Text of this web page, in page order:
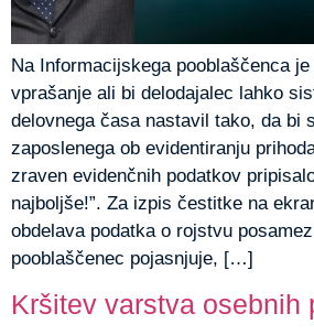
Na Informacijskega pooblaščenca
vprašanje ali bi delodajalec lahko
delovnega časa nastavil tako, da bi
zaposlenega ob evidentiranju
zraven evidenčnih podatkov
najboljše!”. Za izpis čestitke na
obdelava podatka o rojstvu
pooblaščenec pojasnjuje, […]
Kršitev varstva osebnih